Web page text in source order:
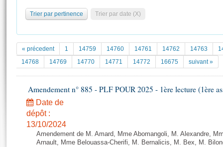
Pétitions
Documents parlementaires
Projets de loi
Propositions de loi
Amendements
Textes adoptés
Rapports d'information
Statistiques et chiffres clés
Documents de référence
( Constitution | Règlement de l'Assemblée ... )
Histoire
Juniors
Anciennes législatures
Liens vers les sites publics
La Bibliothèque
Les archives
Contacts et plan d'accès
Photos libres de droit
Trier par pertinence Trier par date (X)
« précedent 1 14759 14760 14761 14762 14763
14768
14769 14770 14771 14772 16675 suivant »
Amendement n° 885 - PLF POUR 2025 - 1ère lecture (1ère
Date de
dépôt :
13/10/2024
Amendement de M. Amard, Mme Abomangoli, M. Alexandre,
Arnault, Mme Belouassa-Cherifi, M. Bernalicis, M. Bex, M.